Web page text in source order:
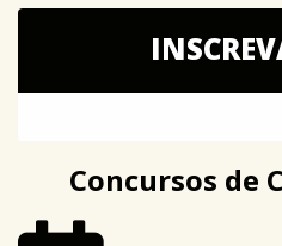
Concursos de